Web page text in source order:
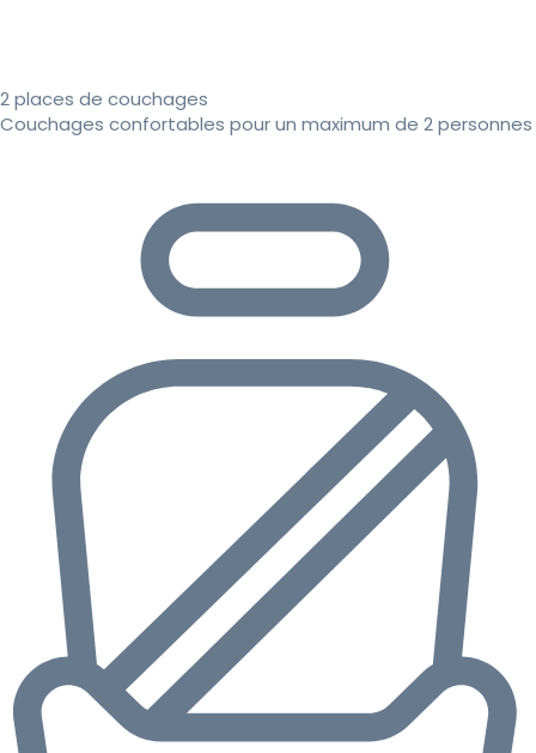
2 places de couchages
Couchages confortables pour un maximum de 2 personnes